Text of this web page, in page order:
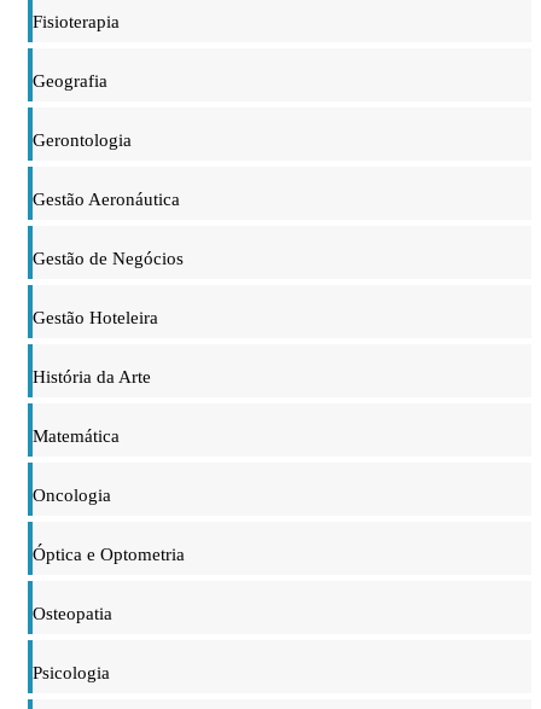
Fisioterapia
Geografia
Gerontologia
Gestão Aeronáutica
Gestão de Negócios
Gestão Hoteleira
História da Arte
Matemática
Oncologia
Óptica e Optometria
Osteopatia
Psicologia